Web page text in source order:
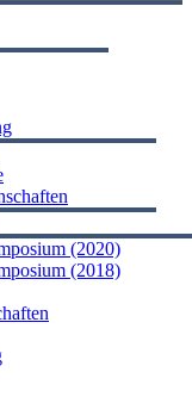
(2020)
(2018)